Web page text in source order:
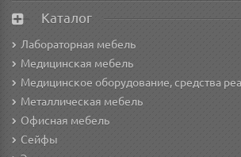
Каталог
Лабораторная мебель
Медицинская мебель
Медицинское оборудование, средства
Металлическая мебель
Офисная мебель
Сейфы